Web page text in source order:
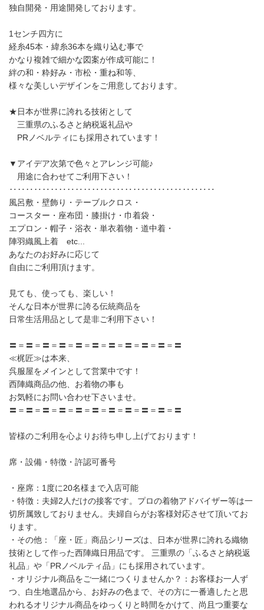
独自開発・用途開発しております。
1センチ四方に
経糸45本・緯糸36本を織り込む事で
かなり複雑で細かな図案が作成可能に！
絆の和・粋好み・市松・重ね和等、
様々な美しいデザインをご用意しております。
★日本が世界に誇れる技術として
三重県のふるさと納税返礼品や
PRノベルティにも採用されています！
▼アイデア次第で色々とアレンジ可能♪
用途に合わせてご利用下さい！
‥‥‥‥‥‥‥‥‥‥‥‥‥‥‥‥‥‥‥‥‥‥‥‥‥
風呂敷・壁飾り・テーブルクロス・
コースター・座布団・膝掛け・巾着袋・
エプロン・帽子・浴衣・単衣着物・道中着・
陣羽織風上着 etc...
あなたのお好みに応じて
自由にご利用頂けます。
見ても、使っても、楽しい！
そんな日本が世界に誇る伝統商品を
日常生活用品として是非ご利用下さい！
〓＝〓＝〓＝〓＝〓＝〓＝〓＝〓＝〓＝〓＝〓
≪梶匠≫は本来、
呉服屋をメインとして営業中です！
西陣織商品の他、お着物の事も
お気軽にお問い合わせ下さいませ。
〓＝〓＝〓＝〓＝〓＝〓＝〓＝〓＝〓＝〓＝〓
皆様のご利用を心よりお待ち申し上げております！
席・設備・特徴・許認可番号
・座席：1度に20名様まで入店可能
・特徴：夫婦2人だけの接客です。プロの着物アドバイザー等は一
切所属致しておりません。夫婦自らがお客様対応させて頂いてお
ります。
・その他：「座・匠」商品シリーズは、日本が世界に誇れる織物
技術として作った西陣織日用品です。 三重県の「ふるさと納税返
礼品」や「PRノベルティ品」にも採用されています。
・オリジナル商品をご一緒につくりませんか？：お客様お一人ず
つ、白生地選品から、お好みの色まで、その方に一番適したと思
われるオリジナル商品をゆっくりと時間をかけて、尚且つ重要な